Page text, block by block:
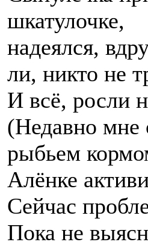
шкатулочке,
надеялся,
ли, никто не
И всё, росли
(Недавно
рыбьем
Алёнке
Сейчас
Пока не